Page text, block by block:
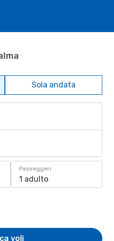
Sola andata
Passeggeri
1 adulto
voli